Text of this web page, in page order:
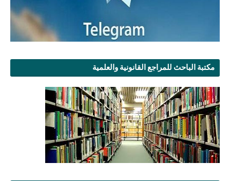
مكتبة الباحث للمراجع القانونية والعلمية